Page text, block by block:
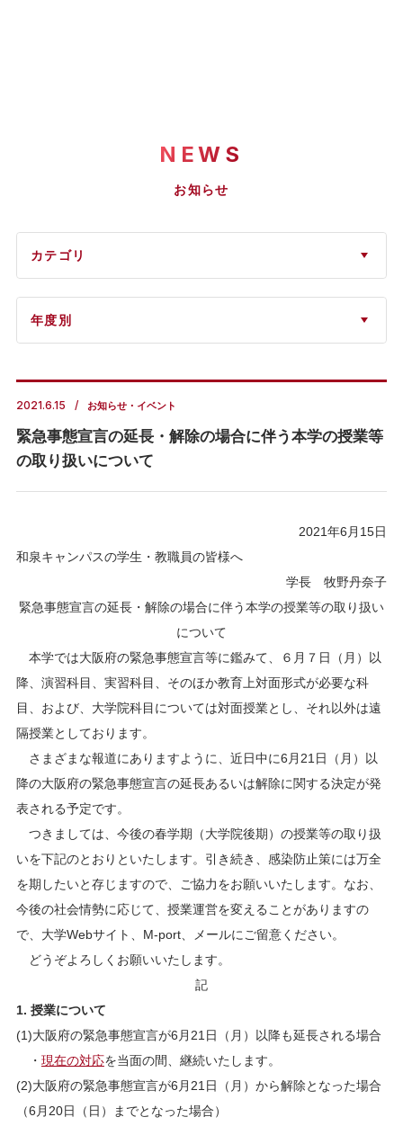
NEWS
お知らせ
2021.6.15 お知らせ・イベント
緊急事態宣言の延長・解除の場合に伴う本学の授業等
の取り扱いについて
2021年6月15日
和泉キャンパスの学生・教職員の皆様へ
学長 牧野丹奈子
緊急事態宣言の延長・解除の場合に伴う本学の授業等の取り扱い
について
本学では大阪府の緊急事態宣言等に鑑みて、６月７日（月）以
降、演習科目、実習科目、そのほか教育上対面形式が必要な科
目、および、大学院科目については対面授業とし、それ以外は遠
隔授業としております。
さまざまな報道にありますように、近日中に6月21日（月）以
降の大阪府の緊急事態宣言の延長あるいは解除に関する決定が発
表される予定です。
つきましては、今後の春学期（大学院後期）の授業等の取り扱
いを下記のとおりといたします。引き続き、感染防止策には万全
を期したいと存じますので、ご協力をお願いいたします。なお、
今後の社会情勢に応じて、授業運営を変えることがありますの
で、大学Webサイト、M-port、メールにご留意ください。
どうぞよろしくお願いいたします。
記
1. 授業について
(1)大阪府の緊急事態宣言が6月21日（月）以降も延長される場合
・ 現在の対応を当面の間、継続いたします。
(2)大阪府の緊急事態宣言が6月21日（月）から解除となった場合
（6月20日（日）までとなった場合）
カテゴリ
年度別